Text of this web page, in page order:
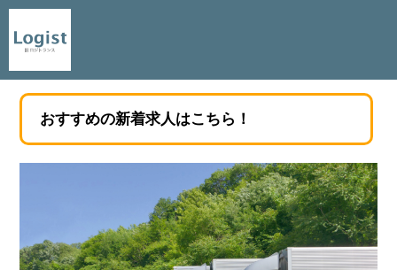
おすすめの新着求人はこちら！